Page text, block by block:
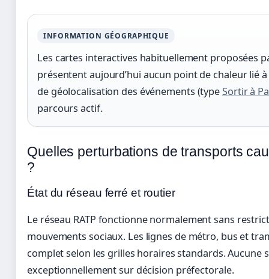
INFORMATION GÉOGRAPHIQUE
Les cartes interactives habituellement proposées
présentent aujourd’hui aucun point de chaleur lié
de géolocalisation des événements (typeSortir à
parcours actif.
Quelles perturbations de transports
?
État du réseau ferré et routier
Le réseau RATP fonctionne normalement sans
mouvements sociaux. Les lignes de métro, bus et
complet selon les grilles horaires standards. Aucune
exceptionnellement sur décision préfectorale.